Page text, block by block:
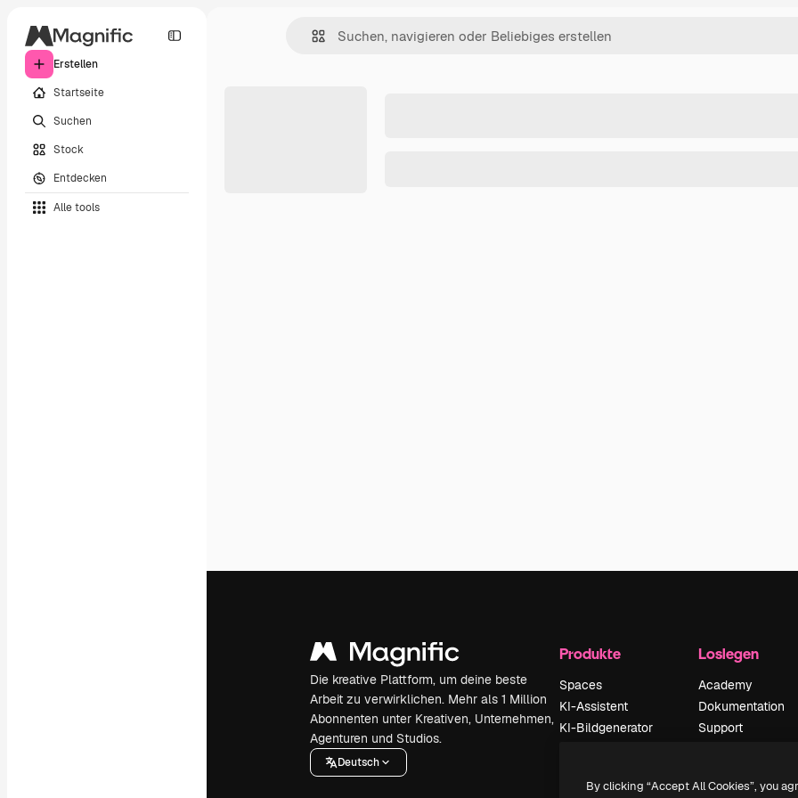
Erstellen
Startseite
Suchen
Stock
Entdecken
Alle tools
Die kreative Plattform, um deine beste
Arbeit zu verwirklichen. Mehr als 1 Million
Abonnenten unter Kreativen, Unternehmen,
Agenturen und Studios.
Deutsch
Produkte
Spaces
KI-Assistent
KI-Bildgenerator
Stimmengenerator
Loslegen
Academy
Dokumentation
Support
Originale Neu
By clicking “Accept All Cookies”, you